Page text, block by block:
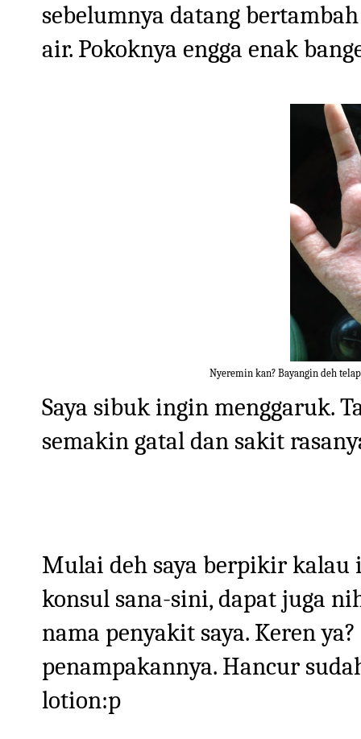
sebelumnya datang
air. Pokoknya engga enak
Nyeremin kan? Bayangin deh
Saya sibuk ingin menggaruk.
semakin gatal dan sakit
Mulai deh saya berpikir kalau
konsul sana-sini, dapat juga
nama penyakit saya. Keren
penampakannya. Hancur
lotion:p